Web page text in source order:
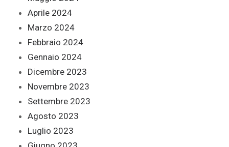
Aprile 2024
Marzo 2024
Febbraio 2024
Gennaio 2024
Dicembre 2023
Novembre 2023
Settembre 2023
Agosto 2023
Luglio 2023